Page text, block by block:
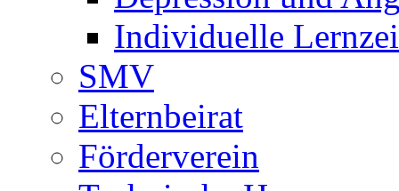
Individuelle
SMV
Elternbeirat
Förderverein